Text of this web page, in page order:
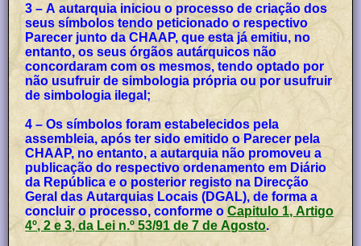
3 – A autarquia iniciou o processo de criação dos
seus símbolos tendo peticionado o respectivo
Parecer junto da CHAAP, que esta já emitiu, no
entanto, os seus órgãos autárquicos não
concordaram com os mesmos, tendo optado por
não usufruir de simbologia própria ou por usufruir
de simbologia ilegal;
4 – Os símbolos foram estabelecidos pela
assembleia, após ter sido emitido o Parecer pela
CHAAP, no entanto, a autarquia não promoveu a
publicação do respectivo ordenamento em Diário
da República e o posterior registo na Direcção
Geral das Autarquias Locais (DGAL), de forma a
concluir o processo, conforme oCapitulo 1, Artigo
4º, 2 e 3, da Lei n.º 53/91 de 7 de Agosto.